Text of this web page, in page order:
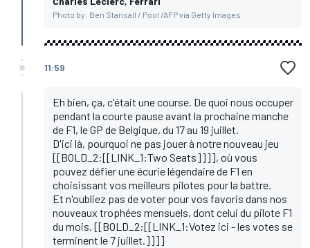
Photo by: Ben Stansall / Pool /AFP via Getty Images
11:59
Eh bien, ça, c'était une course. De quoi nous occuper
pendant la courte pause avant la prochaine manche
de F1, le GP de Belgique, du 17 au 19 juillet.
D'ici là, pourquoi ne pas jouer à notre nouveau jeu
[[BOLD_2:[[LINK_1:Two Seats]]]], où vous
pouvez défier une écurie légendaire de F1 en
choisissant vos meilleurs pilotes pour la battre.
Et n'oubliez pas de voter pour vos favoris dans nos
nouveaux trophées mensuels, dont celui du pilote F1
du mois. [[BOLD_2:[[LINK_1:Votez ici - les votes se
terminent le 7 juillet.]]]]